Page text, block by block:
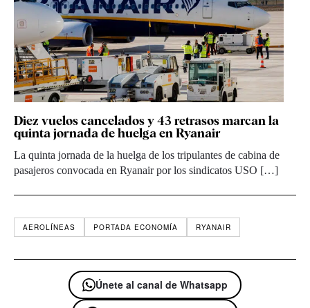
Diez vuelos cancelados y 43 retrasos marcan la
quinta jornada de huelga en Ryanair
La quinta jornada de la huelga de los tripulantes de cabina de
pasajeros convocada en Ryanair por los sindicatos USO […]
AEROLÍNEAS PORTADA ECONOMÍA RYANAIR
Únete al canal de Whatsapp